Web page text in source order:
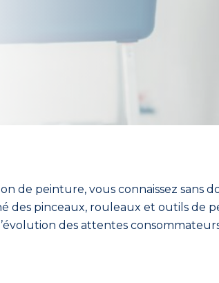
de peinture, vous connaissez sans
des pinceaux, rouleaux et outils de
des attentes